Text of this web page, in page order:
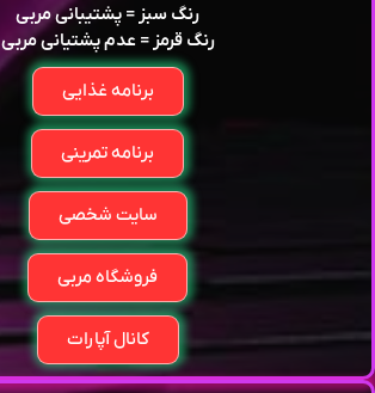
رنگ سبز = پشتیبانی مربی
رنگ قرمز = عدم پشتیانی مربی
برنامه غذایی
برنامه تمرینی
سایت شخصی
فروشگاه مربی
کانال آپارات